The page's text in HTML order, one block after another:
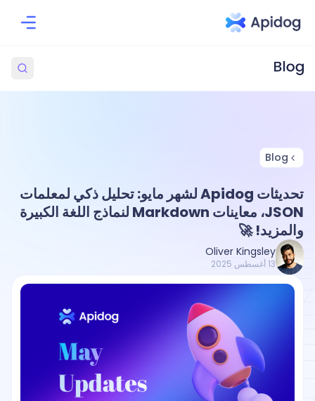
Blog
تحديثات Apidog لشهر مايو: تحليل ذكي لمعلمات
JSON، معاينات Markdown لنماذج اللغة الكبيرة
والمزيد! 🚀
Oliver Kingsley
13 أغسطس 2025